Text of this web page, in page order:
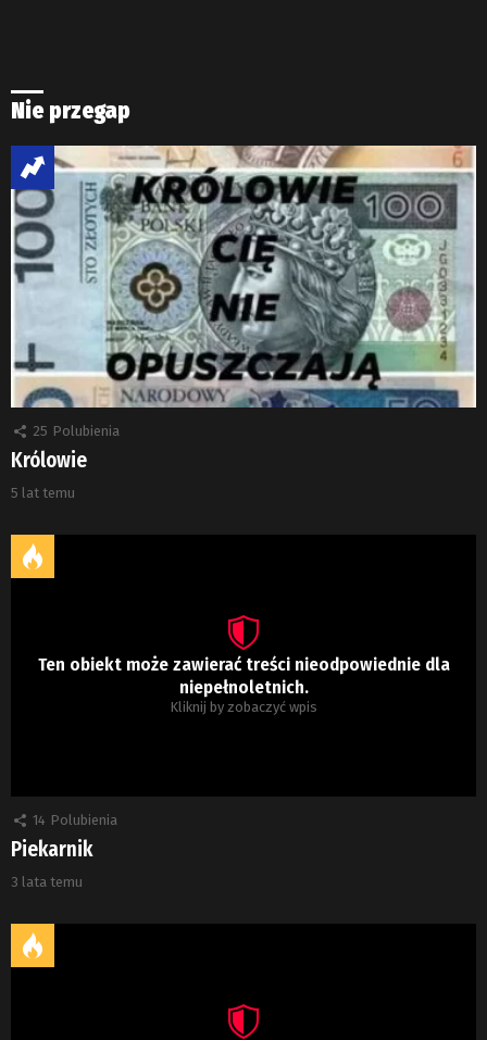
Nie przegap
25 Polubienia
Królowie
5 lat temu
Ten obiekt może zawierać treści nieodpowiednie dla
niepełnoletnich.
Kliknij by zobaczyć wpis
14 Polubienia
Piekarnik
3 lata temu